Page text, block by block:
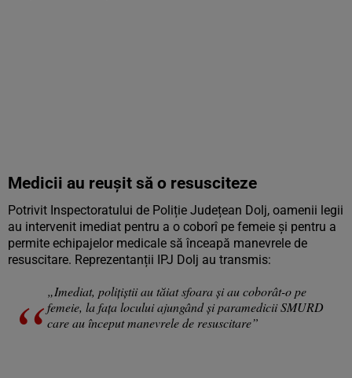
Medicii au reușit să o resusciteze
Potrivit Inspectoratului de Poliție Județean Dolj, oamenii legii
au intervenit imediat pentru a o coborî pe femeie și pentru a
permite echipajelor medicale să înceapă manevrele de
resuscitare. Reprezentanții IPJ Dolj au transmis:
„Imediat, polițiștii au tăiat sfoara și au coborât-o pe
femeie, la fața locului ajungând și paramedicii SMURD
care au început manevrele de resuscitare”